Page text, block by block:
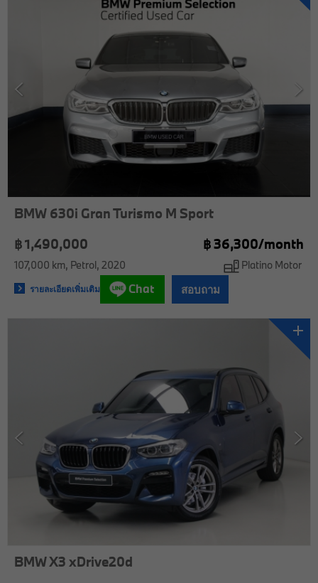
BMW 630i Gran Turismo M Sport
฿ 1,490,000
฿36,300/month
107,000 km Petrol 2020 Platino Motor
รายละเอียดเพิ่มเติม Chat สอบถาม
BMW X3 xDrive20d